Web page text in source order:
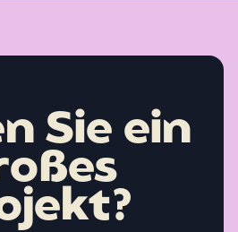
Sie ein